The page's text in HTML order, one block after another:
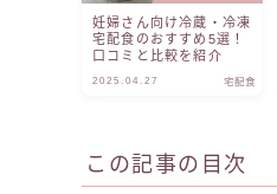
妊婦さん向け冷蔵・冷凍
宅配食のおすすめ5選！
口コミと比較を紹介
2025.04.27 宅配食
この記事の目次